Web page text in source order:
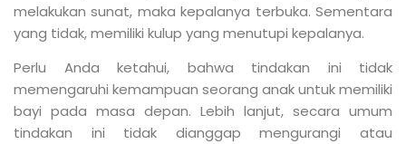
melakukan sunat, maka kepalanya terbuka. Sementara
yang tidak, memiliki kulup yang menutupi kepalanya.
Perlu Anda ketahui, bahwa tindakan ini tidak
memengaruhi kemampuan seorang anak untuk memiliki
bayi pada masa depan. Lebih lanjut, secara umum
tindakan ini tidak dianggap mengurangi atau